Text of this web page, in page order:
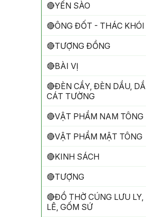
🔴YẾN SÀO
🔴ÔNG ĐỐT - THÁC KHÓI
🔴TƯỢNG ĐỒNG
🔴BÀI VỊ
🔴ĐÈN CẦY, ĐÈN DẦU,
CÁT TƯỜNG
🔴VẬT PHẨM NAM TÔNG
🔴VẬT PHẨM MẬT TÔNG
🔴KINH SÁCH
🔴TƯỢNG
🔴ĐỒ THỜ CÚNG LƯU LY,
LÊ, GỐM SỨ